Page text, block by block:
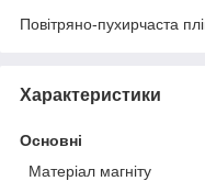
Повітряно-пухирчаста
Характеристики
Основні
Матеріал магніту